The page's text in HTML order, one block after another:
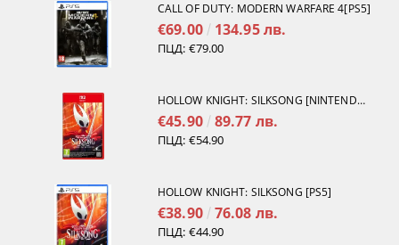
CALL OF DUTY: MODERN WARFARE 4[PS5]
€69.00 134.95 лв.
ПЦД: €79.00
HOLLOW KNIGHT: SILKSONG [NINTENDO SWITCH 2]
€45.90 89.77 лв.
ПЦД: €54.90
HOLLOW KNIGHT: SILKSONG [PS5]
€38.90 76.08 лв.
ПЦД: €44.90